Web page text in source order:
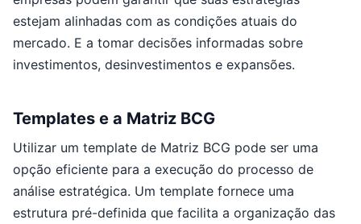
estejam alinhadas com as condições atuais do
mercado. E a tomar decisões informadas sobre
investimentos, desinvestimentos e expansões.
Templates e a Matriz BCG
Utilizar um template de Matriz BCG pode ser uma
opção eficiente para a execução do processo de
análise estratégica. Um template fornece uma
estrutura pré-definida que facilita a organização das